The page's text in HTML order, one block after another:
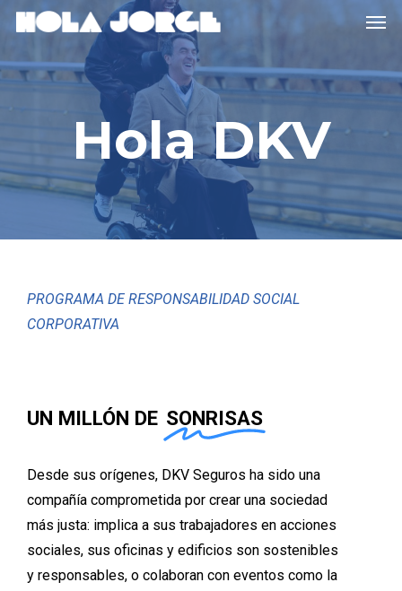
Skip
main
Hola DKV
PROGRAMA DE RESPONSABILIDAD SOCIAL
CORPORATIVA
UN MILLÓN DE SONRISAS
Desde sus orígenes, DKV Seguros ha sido una
compañía comprometida por crear una sociedad
más justa: implica a sus trabajadores en acciones
sociales, sus oficinas y edificios son sostenibles
y responsables, o colaboran con eventos como la